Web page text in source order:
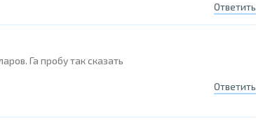
Ответить
Га пробу так сказать
Ответить